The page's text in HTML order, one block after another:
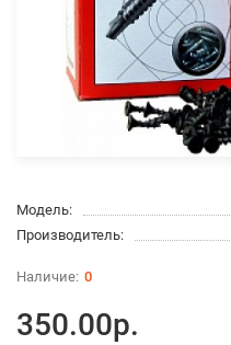
Модель:
Производитель:
0
350.00р.